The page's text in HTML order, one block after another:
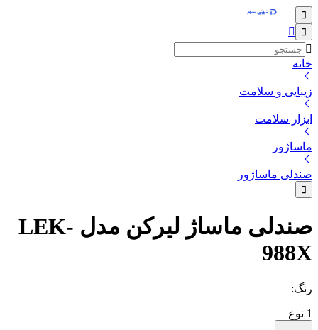
خانه
زیبایی و سلامت
ابزار سلامت
ماساژور
صندلی ماساژور
صندلی ماساژ لیرکن مدل LEK-
988X
رنگ:
1 نوع